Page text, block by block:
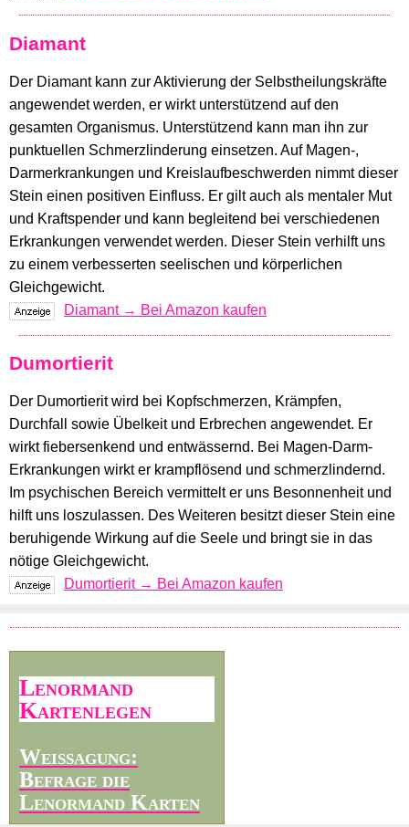
Diamant
Der Diamant kann zur Aktivierung der Selbstheilungskräfte
angewendet werden, er wirkt unterstützend auf den
gesamten Organismus. Unterstützend kann man ihn zur
punktuellen Schmerzlinderung einsetzen. Auf Magen-,
Darmerkrankungen und Kreislaufbeschwerden nimmt dieser
Stein einen positiven Einfluss. Er gilt auch als mentaler Mut
und Kraftspender und kann begleitend bei verschiedenen
Erkrankungen verwendet werden. Dieser Stein verhilft uns
zu einem verbesserten seelischen und körperlichen
Gleichgewicht.
Diamant → Bei Amazon kaufen
Dumortierit
Der Dumortierit wird bei Kopfschmerzen, Krämpfen,
Durchfall sowie Übelkeit und Erbrechen angewendet. Er
wirkt fiebersenkend und entwässernd. Bei Magen-Darm-
Erkrankungen wirkt er krampflösend und schmerzlindernd.
Im psychischen Bereich vermittelt er uns Besonnenheit und
hilft uns loszulassen. Des Weiteren besitzt dieser Stein eine
beruhigende Wirkung auf die Seele und bringt sie in das
nötige Gleichgewicht.
Dumortierit → Bei Amazon kaufen
Lenormand
Kartenlegen
Weissagung:
Befrage die
Lenormand Karten